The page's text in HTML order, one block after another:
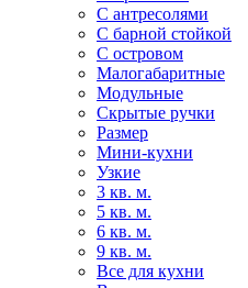
С антресолями
С барной стойкой
С островом
Малогабаритные
Модульные
Скрытые ручки
Размер
Мини-кухни
Узкие
3 кв. м.
5 кв. м.
6 кв. м.
9 кв. м.
Все для кухни